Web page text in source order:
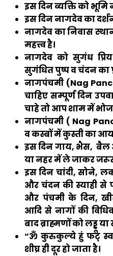
इस दिन व्यक्ति को भूमि
इस दिन नागदेव का
नागदेव का निवास
महत्त्व है।
नागदेव को सुगंध
सुगंधित पुष्प व चंदन का
नागपंचमी (Nag
चाहिए सम्पूर्ण दिन
चाहे तो आप शाम में
नागपंचमी ( Nag
व कस्बों में कुस्ती का
इस दिन गाय, भैस, बैल
या नहर में ले जाकर
इस दिन चांदी, सोने,
और चंदन की स्याही से
और पंचमी के दिन,
आदि से नागों की
बाद ब्राह्मणों को लड्डू
“ॐ कुरुकुल्ये हुं फट्
शीघ्र ही दूर हो जाता है।